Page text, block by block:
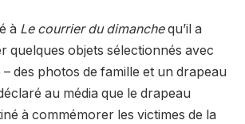
à Le courrier du dimanchequ’il a
quelques objets sélectionnés avec
– des photos de famille et un drapeau
au média que le drapeau
à commémorer les victimes de la